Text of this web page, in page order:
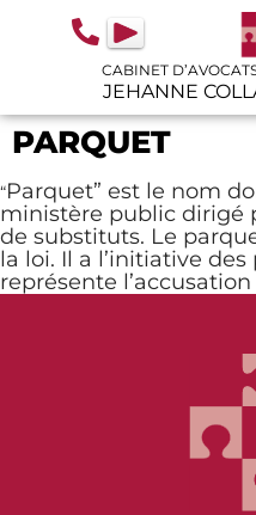
principal
CABINET
JEHANNE
PARQUET
“Parquet” est le nom
ministère public dirigé
de substituts. Le
la loi. Il a l’initiative
représente